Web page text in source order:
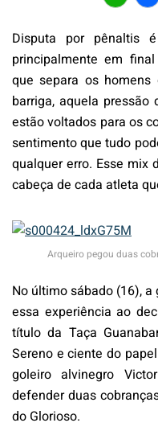
Disputa por pênaltis
principalmente em
que separa os
barriga, aquela
estão voltados para os
sentimento que tudo
qualquer erro. Esse mix
cabeça de cada atleta
Arqueiro pegou duas
No último sábado (16),
essa experiência ao
título da Taça
Sereno e ciente do
goleiro alvinegro
defender duas
do Glorioso.